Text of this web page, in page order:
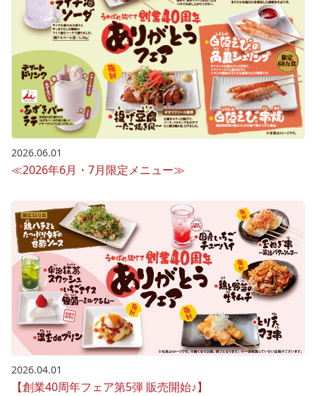
2026.06.01
≪2026年6月・7月限定メニュー≫
2026.04.01
【創業40周年フェア第5弾 販売開始♪】